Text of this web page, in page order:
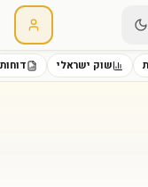
שוק ישראלי